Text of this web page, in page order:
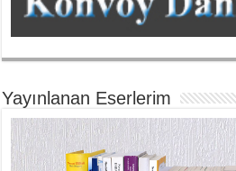
Yayınlanan Eserlerim